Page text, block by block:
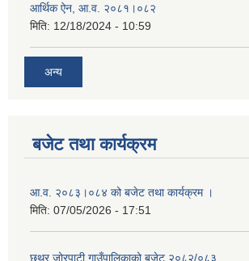
आर्थिक ऐन, आ.व. २०८१।०८२
मिति: 12/18/2024 - 10:59
अन्य
बजेट तथा कार्यक्रम
आ.व. २०८३।०८४ को बजेट तथा कार्यक्रम ।
मिति: 07/05/2026 - 17:51
छथर जोरपाटी गाउँपालिकाको बजेट २०८२/०८३